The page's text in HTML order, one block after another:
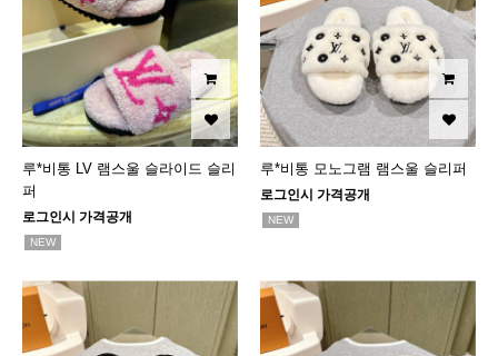
루*비통 LV 램스울 슬라이드 슬리
퍼
로그인시 가격공개
NEW
루*비통 모노그램 램스울 슬리퍼
로그인시 가격공개
NEW